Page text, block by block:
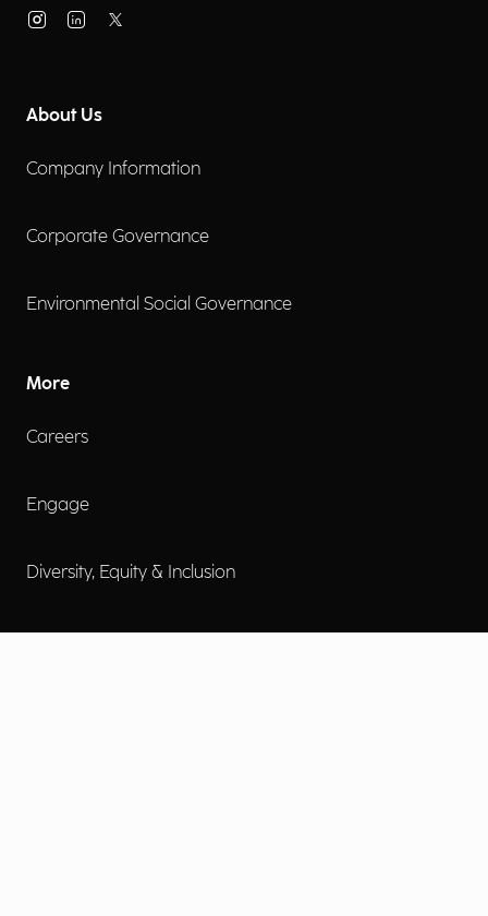
About Us
Company Information
Corporate Governance
Environmental Social Governance
More
Careers
Engage
Diversity, Equity & Inclusion